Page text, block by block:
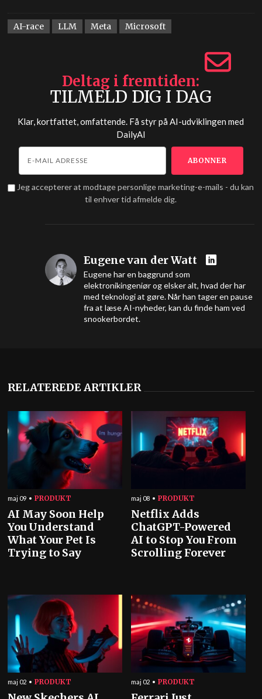
AI-race LLM Meta Microsoft
Deltag i fremtiden
TILMELD DIG I DAG
Klar, kortfattet, omfattende. Få styr på AI-udviklingen med
DailyAI
Jeg accepterer at modtage personlige marketing-e-mails - du kan
til enhver tid afmelde dig.
Eugene van der Watt
Eugene har en baggrund som
elektronikingeniør og elsker alt, hvad der har
med teknologi at gøre. Når han tager en pause
fra at læse AI-nyheder, kan du finde ham ved
snookerbordet.
RELATEREDE ARTIKLER
maj 09 PRODUKT
AI May Soon Help
You Understand
What Your Pet Is
Trying to Say
maj 08 PRODUKT
Netflix Adds
ChatGPT-Powered
AI to Stop You From
Scrolling Forever
maj 02 PRODUKT maj 02 PRODUKT